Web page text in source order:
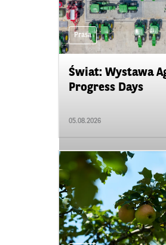
Prasa
Świat: Wystawa
Progress Days
05.08.2026